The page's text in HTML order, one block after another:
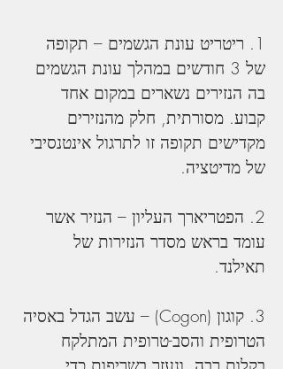
1. ריטריט עונת הגשמים – תקופה
של 3 חודשים במהלך עונת הגשמים
בה הנזירים נשארים במקום אחד
קבוע. מסורתית, חלק מהנזירים
מקדישים תקופה זו לתרגול אינטנסיבי
של מדיטציה.
2. הפטריארך העליון – הנזיר אשר
עומד בראש מסדר הנזירות של
תאילנד.
3. קוגון (Cogon) – עשב הגדל באסיה
הטרופית והסב-טרופית המתלקח